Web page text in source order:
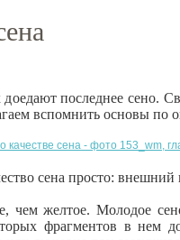
последнее сено.
вспомнить основы по
сена просто:
чем желтое. Молодое
фрагментов в нем